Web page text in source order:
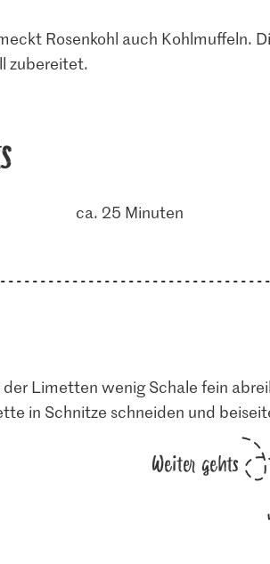
Rosenkohl auch Kohlmuffeln.
zubereitet.
ca. 25 Minuten
Limetten wenig Schale fein
in Schnitze schneiden und
Weiter gehts